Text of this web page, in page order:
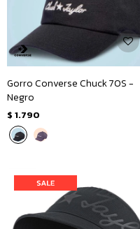
Gorro Converse Chuck 70S -
Negro
$ 1.790